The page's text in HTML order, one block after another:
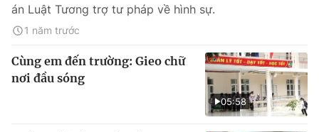
án Luật Tương trợ tư pháp về hình sự.
1 năm trước
05:58
Cùng em đến trường: Gieo chữ
nơi đầu sóng